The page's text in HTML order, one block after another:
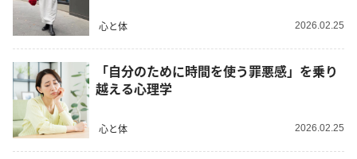
心と体 2026.02.25
「自分のために時間を使う罪悪感」を乗り
越える心理学
心と体 2026.02.25